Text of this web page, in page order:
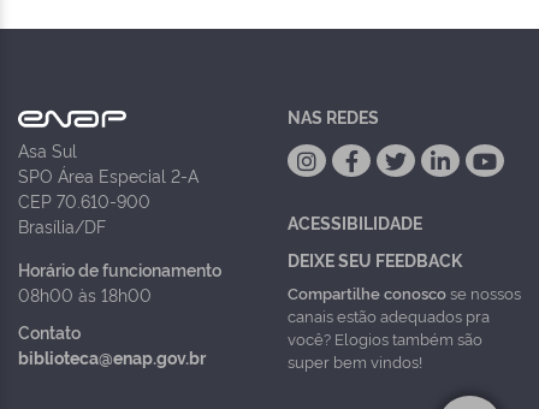
Asa Sul
SPO Área Especial 2-A
CEP 70.610-900
Brasília/DF
Horário de funcionamento
08h00 às 18h00
Contato
biblioteca@enap.gov.br
NAS REDES
ACESSIBILIDADE
DEIXE SEU FEEDBACK
Compartilhe conoscose nossos
canais estão adequados pra
você? Elogios também são
super bem vindos!